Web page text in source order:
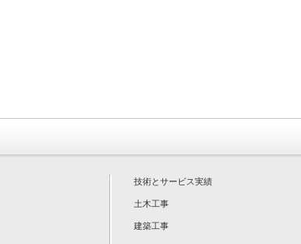
技術とサービス実績
土木工事
建築工事